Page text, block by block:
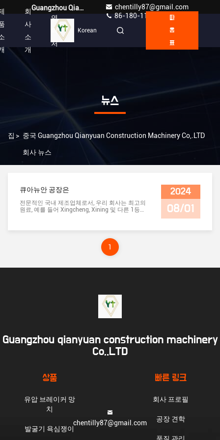
Guangzhou Qianyuan Construction Machinery Co,.LTD
chentilly87@gmail.com
86-180-1189-7808
회
사
소
개
연
락
처
Korean
따
옴
표
뉴스
집 > 중국 Guangzhou Qianyuan Construction Machinery Co,.LTD
회사 뉴스
큐아뉴안 공장은
전문적인 국내 제조업체로서, 우리 회사는 최고의
원료, 예를 들어 Xingcheng, Xining 및 다른 1등급
및 다른 1등 브랜드 밀폐 키트 공급 업체와 협력하
여 밀폐 성능 제품을 향상시킵니다. 우리는 엄격
하게 재료를 제어하기 시작하고, 업계의 최고 기술
전문가, 현대화 생산 장비 및 고객의 요구를 충족하
는 큰 실제 경험을 통합합니다. 회사는 국제 비즈
회에 참가하는 많은 경우.사이드 볼트, 전면 커버,
추진 부시 도구 핀, 정지 핀, 충전 키트 및 기타 작은
예비 부품 전 세계에 수출, 좋은 평판을 얻었습니
2024
08/01
1
Guangzhou qianyuan construction machinery
Co,.LTD
상품
유압 브레이커 망
치
발굴기 욕심쟁이
chentilly87@gmail.com
빠른 링크
회사 프로필
공장 견학